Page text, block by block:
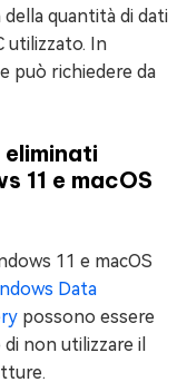
quantità di dati
utilizzato. In
può richiedere da
11 e macOS
11 e macOS
Data
possono essere
non utilizzare il